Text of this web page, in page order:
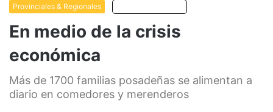
Provinciales & Regionales
En medio de la crisis
económica
Más de 1700 familias posadeñas se alimentan a
diario en comedores y merenderos